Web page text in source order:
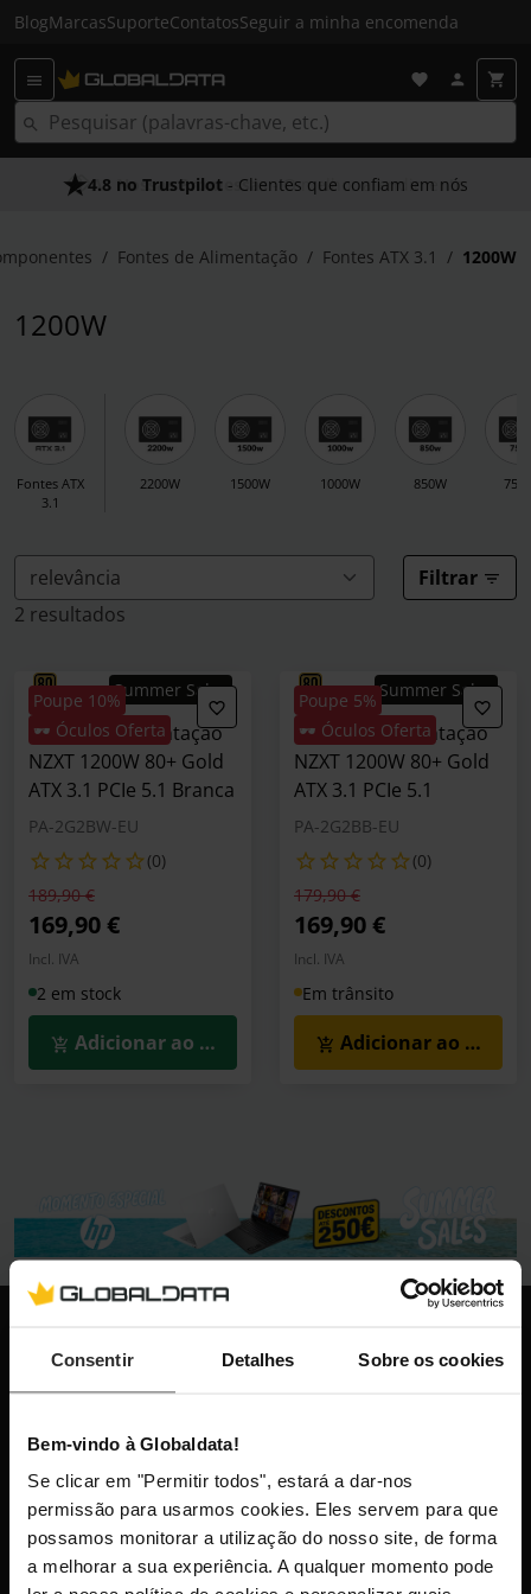
Consentir Detalhes Sobre os cookies
Bem-vindo à Globaldata!
Se clicar em "Permitir todos", estará a dar-nos
permissão para usarmos cookies. Eles servem para que
possamos monitorar a utilização do nosso site, de forma
a melhorar a sua experiência. A qualquer momento pode
BlogMarcasSuporteContatosSeguir a minha encomenda
As Nossas Promessas- O melhor atendimento
4.8 no Trustpilot - Clientes que confiam em nós
Fontes de Alimentação Fontes ATX 3.1 1200W
1200W
Fontes ATX
3.1
2200W 1500W 1000W 850W
Filtrar
2 resultados
Poupe 10%
🕶️ Óculos Oferta
Summer Sales
Fonte de Alimentação
NZXT 1200W 80+ Gold
ATX 3.1 PCIe 5.1 Branca
PA-2G2BW-EU
(0)
Preço reduzido de
189,90 €para
169,90 €
Incl. IVA
2 em stock
Adicionar ao Carrinho
Poupe 5%
🕶️ Óculos Oferta
Summer Sales
Fonte de Alimentação
NZXT 1200W 80+ Gold
ATX 3.1 PCIe 5.1
PA-2G2BB-EU
(0)
Preço reduzido de
179,90 €para
169,90 €
Incl. IVA
Em trânsito
Adicionar ao
dias úteis das 10h-13h e 14h-18h
As nossas comunidades
Mantenha-me atualizado com as últimas
novidades, lançamentos de produtos e